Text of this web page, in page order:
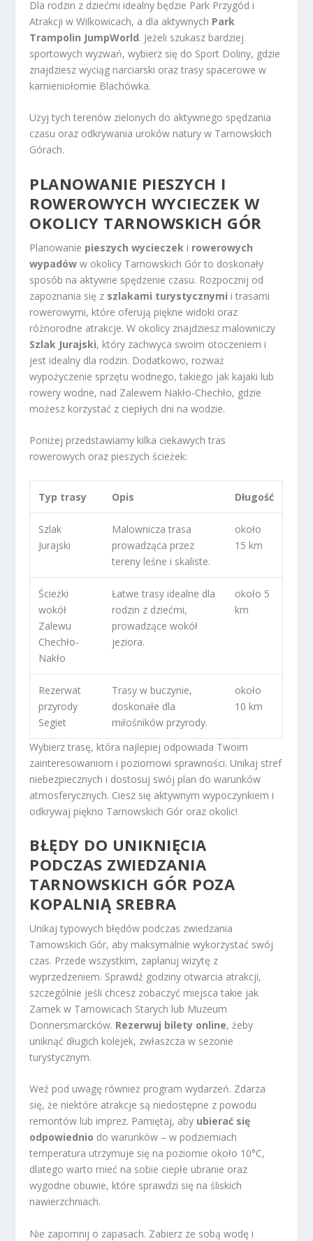
Dla rodzin z dziećmi idealny będzie Park Przygód i
Atrakcji w Wilkowicach, a dla aktywnych Park
Trampolin JumpWorld. Jeżeli szukasz bardziej
sportowych wyzwań, wybierz się do Sport Doliny, gdzie
znajdziesz wyciąg narciarski oraz trasy spacerowe w
kamieniołomie Blachówka.
Użyj tych terenów zielonych do aktywnego spędzania
czasu oraz odkrywania uroków natury w Tarnowskich
Górach.
PLANOWANIE PIESZYCH I
ROWEROWYCH WYCIECZEK W
OKOLICY TARNOWSKICH GÓR
Planowanie pieszych wycieczek i rowerowych
wypadów w okolicy Tarnowskich Gór to doskonały
sposób na aktywne spędzenie czasu. Rozpocznij od
zapoznania się z szlakami turystycznymi i trasami
rowerowymi, które oferują piękne widoki oraz
różnorodne atrakcje. W okolicy znajdziesz malowniczy
Szlak Jurajski, który zachwyca swoim otoczeniem i
jest idealny dla rodzin. Dodatkowo, rozważ
wypożyczenie sprzętu wodnego, takiego jak kajaki lub
rowery wodne, nad Zalewem Nakło-Chechło, gdzie
możesz korzystać z ciepłych dni na wodzie.
Poniżej przedstawiamy kilka ciekawych tras
rowerowych oraz pieszych ścieżek:
Typ trasy Opis Długość
Szlak
Jurajski
Malownicza trasa
prowadząca przez
tereny leśne i skaliste.
około
15 km
Ścieżki
wokół
Zalewu
Chechło-
Nakło
Łatwe trasy idealne dla
rodzin z dziećmi,
prowadzące wokół
jeziora.
około 5
km
Rezerwat
przyrody
Segiet
Trasy w buczynie,
doskonałe dla
miłośników przyrody.
około
10 km
Wybierz trasę, która najlepiej odpowiada Twoim
zainteresowaniom i poziomowi sprawności. Unikaj stref
niebezpiecznych i dostosuj swój plan do warunków
atmosferycznych. Ciesz się aktywnym wypoczynkiem i
odkrywaj piękno Tarnowskich Gór oraz okolic!
BŁĘDY DO UNIKNIĘCIA
PODCZAS ZWIEDZANIA
TARNOWSKICH GÓR POZA
KOPALNIĄ SREBRA
Unikaj typowych błędów podczas zwiedzania
Tarnowskich Gór, aby maksymalnie wykorzystać swój
czas. Przede wszystkim, zaplanuj wizytę z
wyprzedzeniem. Sprawdź godziny otwarcia atrakcji,
szczególnie jeśli chcesz zobaczyć miejsca takie jak
Zamek w Tarnowicach Starych lub Muzeum
Donnersmarcków. Rezerwuj bilety online, żeby
uniknąć długich kolejek, zwłaszcza w sezonie
turystycznym.
Weź pod uwagę również program wydarzeń. Zdarza
się, że niektóre atrakcje są niedostępne z powodu
remontów lub imprez. Pamiętaj, aby ubierać się
odpowiednio do warunków – w podziemiach
temperatura utrzymuje się na poziomie około 10°C,
dlatego warto mieć na sobie ciepłe ubranie oraz
wygodne obuwie, które sprawdzi się na śliskich
nawierzchniach.
Nie zapomnij o zapasach. Zabierz ze sobą wodę i